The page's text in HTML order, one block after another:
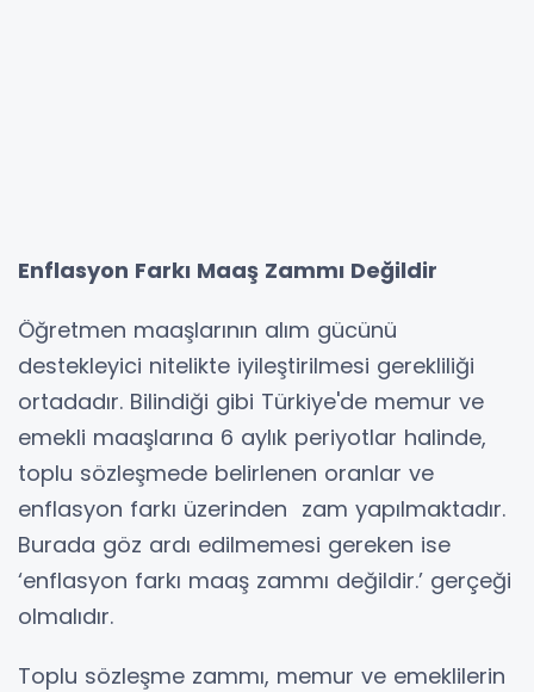
Enflasyon Farkı Maaş Zammı Değildir
Öğretmen maaşlarının alım gücünü
destekleyici nitelikte iyileştirilmesi gerekliliği
ortadadır. Bilindiği gibi Türkiye'de memur ve
emekli maaşlarına 6 aylık periyotlar halinde,
toplu sözleşmede belirlenen oranlar ve
enflasyon farkı üzerinden zam yapılmaktadır.
Burada göz ardı edilmemesi gereken ise
‘enflasyon farkı maaş zammı değildir.’ gerçeği
olmalıdır.
Toplu sözleşme zammı, memur ve emeklilerin